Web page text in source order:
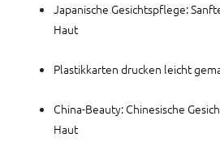
Japanische Gesichtspflege:
Haut
Plastikkarten drucken leicht
China-Beauty: Chinesische
Haut